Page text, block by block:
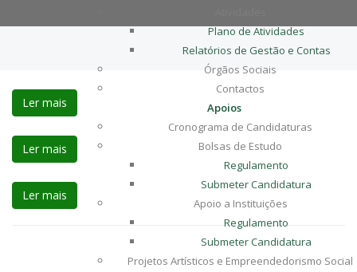
Plano de Atividades
Relatórios de Gestão e Contas
Órgãos Sociais
Contactos
Apoios
Cronograma de Candidaturas
Bolsas de Estudo
Regulamento
Submeter Candidatura
Apoio a Instituições
Regulamento
Submeter Candidatura
Projetos Artísticos e Empreendedorismo Social
Ler mais
Ler mais
Ler mais